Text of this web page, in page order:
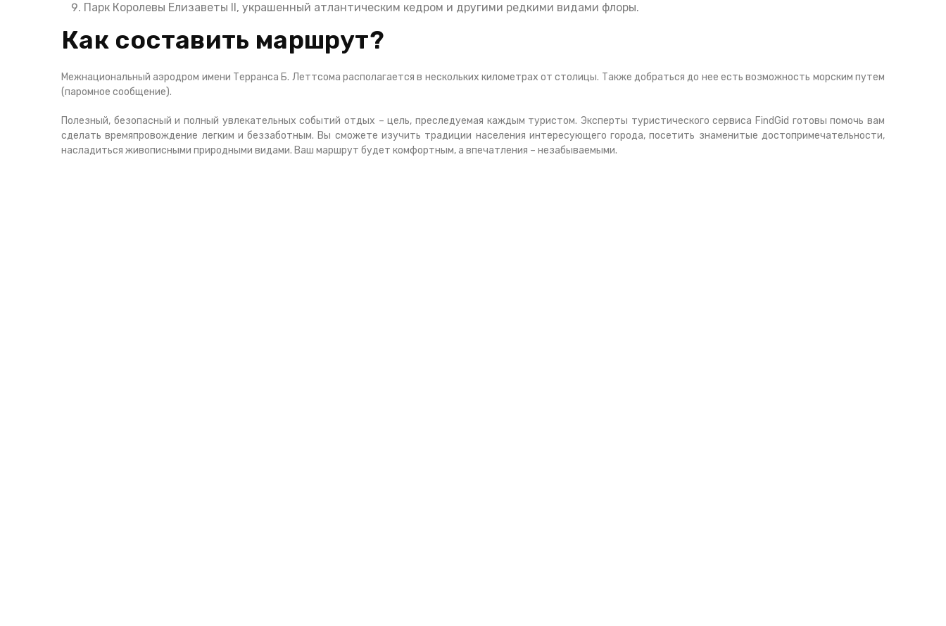
Парк Королевы Елизаветы II, украшенный атлантическим кедром и другими редкими видами флоры.
Как составить маршрут?
Межнациональный аэродром имени Терранса Б. Леттсома располагается в нескольких километрах от столицы. Также добраться до нее есть возможность морским путем
(паромное сообщение).
Полезный, безопасный и полный увлекательных событий отдых – цель, преследуемая каждым туристом. Эксперты туристического сервиса FindGid готовы помочь вам
сделать времяпровождение легким и беззаботным. Вы сможете изучить традиции населения интересующего города, посетить знаменитые достопримечательности,
насладиться живописными природными видами. Ваш маршрут будет комфортным, а впечатления – незабываемыми.